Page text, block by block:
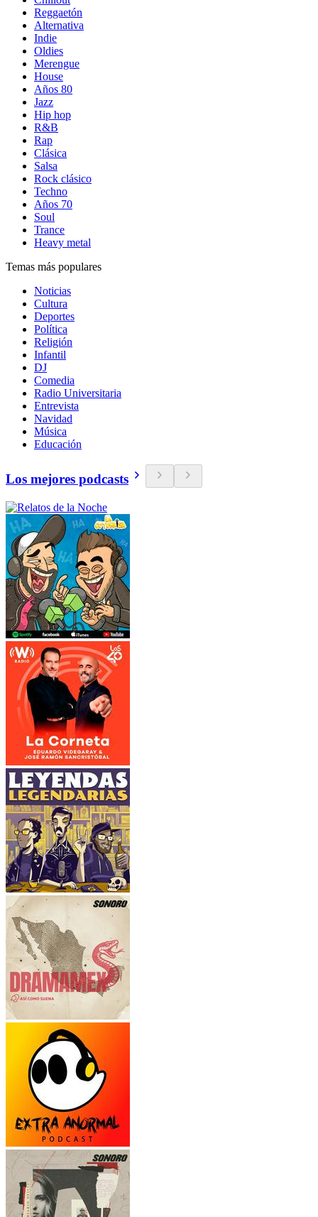
Reggaetón
Alternativa
Indie
Oldies
Merengue
House
Años 80
Jazz
Hip hop
R&B
Rap
Clásica
Salsa
Rock clásico
Techno
Años 70
Soul
Trance
Heavy metal
Temas más populares
Noticias
Cultura
Deportes
Política
Religión
Infantil
DJ
Comedia
Radio Universitaria
Entrevista
Navidad
Música
Educación
Los mejores podcasts